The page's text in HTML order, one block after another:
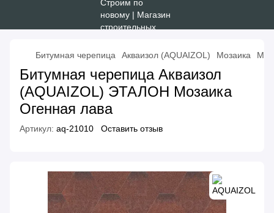
Битумная черепица Акваизол (AQUAIZOL) Мозаика
Битумная черепица Акваизол
(AQUAIZOL) ЭТАЛОН Мозаика
Огенная лава
Артикул: aq-21010 Оставить отзыв